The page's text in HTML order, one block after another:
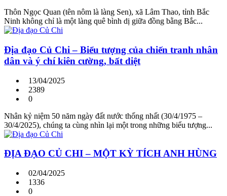
Thôn Ngọc Quan (tên nôm là làng Sen), xã Lâm Thao, tỉnh Bắc
Ninh không chỉ là một làng quê bình dị giữa đồng bằng Bắc...
Địa đạo Củ Chi – Biểu tượng của chiến tranh nhân
dân và ý chí kiên cường, bất diệt
13/04/2025
2389
0
Nhân kỷ niệm 50 năm ngày đất nước thống nhất (30/4/1975 –
30/4/2025), chúng ta cùng nhìn lại một trong những biểu tượng...
ĐỊA ĐẠO CỦ CHI – MỘT KỲ TÍCH ANH HÙNG
02/04/2025
1336
0